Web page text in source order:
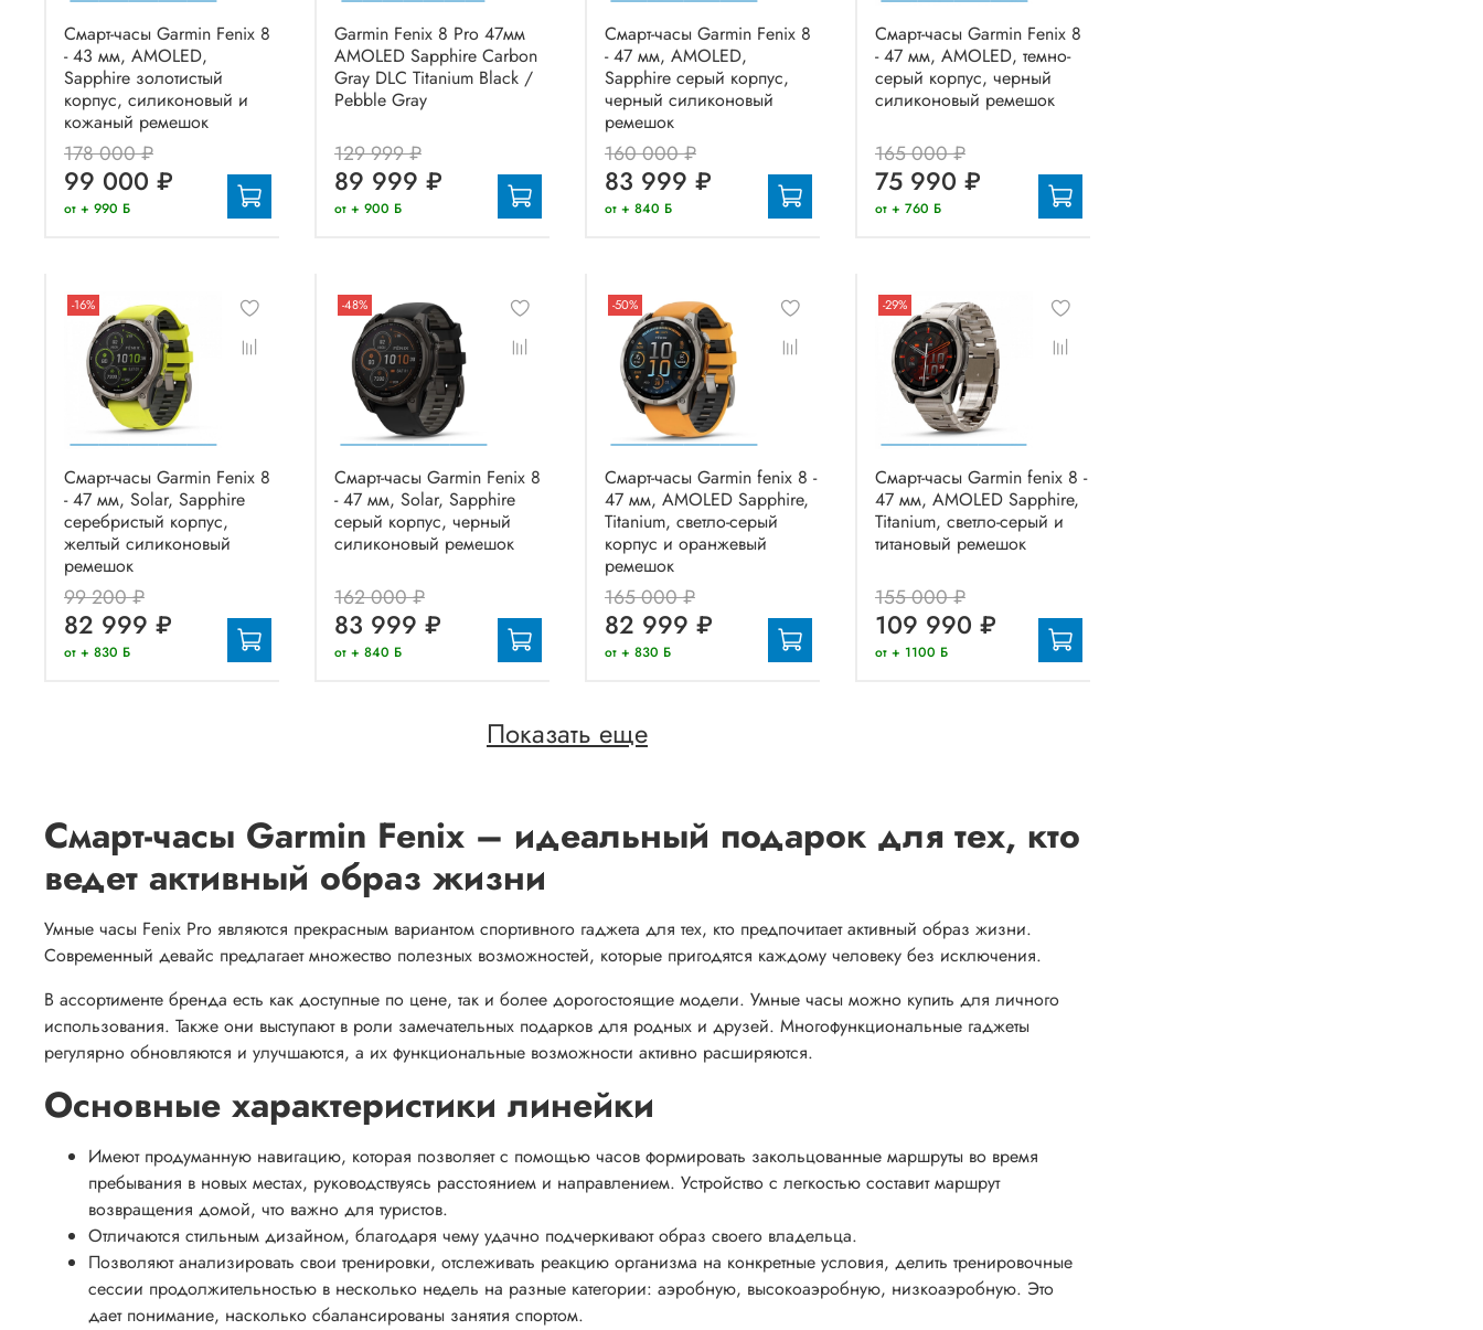
Смарт-часы Garmin Fenix 8
- 43 мм, AMOLED,
Sapphire золотистый
корпус, силиконовый и
кожаный ремешок
178 000 ₽
99 000 ₽
от + 990 Б
Garmin Fenix 8 Pro 47мм
AMOLED Sapphire Carbon
Gray DLC Titanium Black /
Pebble Gray
129 999 ₽
89 999 ₽
от + 900 Б
Смарт-часы Garmin Fenix 8
- 47 мм, AMOLED,
Sapphire серый корпус,
черный силиконовый
ремешок
160 000 ₽
83 999 ₽
от + 840 Б
Смарт-часы Garmin Fenix 8
- 47 мм, AMOLED, темно-
серый корпус, черный
силиконовый ремешок
165 000 ₽
75 990 ₽
от + 760 Б
-16%
Смарт-часы Garmin Fenix 8
- 47 мм, Solar, Sapphire
серебристый корпус,
желтый силиконовый
ремешок
99 200 ₽
82 999 ₽
от + 830 Б
-48%
Смарт-часы Garmin Fenix 8
- 47 мм, Solar, Sapphire
серый корпус, черный
силиконовый ремешок
162 000 ₽
83 999 ₽
от + 840 Б
-50%
Смарт-часы Garmin fenix 8 -
47 мм, AMOLED Sapphire,
Titanium, светло-серый
корпус и оранжевый
ремешок
165 000 ₽
82 999 ₽
от + 830 Б
-29%
Смарт-часы Garmin fenix 8 -
47 мм, AMOLED Sapphire,
Titanium, светло-серый и
титановый ремешок
155 000 ₽
109 990 ₽
от + 1100 Б
Показать еще
Смарт-часы Garmin Fenix – идеальный подарок для тех, кто
ведет активный образ жизни
Умные часы Fenix Pro являются прекрасным вариантом спортивного гаджета для тех, кто предпочитает активный образ жизни.
Современный девайс предлагает множество полезных возможностей, которые пригодятся каждому человеку без исключения.
В ассортименте бренда есть как доступные по цене, так и более дорогостоящие модели. Умные часы можно купить для личного
использования. Также они выступают в роли замечательных подарков для родных и друзей. Многофункциональные гаджеты
регулярно обновляются и улучшаются, а их функциональные возможности активно расширяются.
Основные характеристики линейки
Имеют продуманную навигацию, которая позволяет с помощью часов формировать закольцованные маршруты во время
пребывания в новых местах, руководствуясь расстоянием и направлением. Устройство с легкостью составит маршрут
возвращения домой, что важно для туристов.
Отличаются стильным дизайном, благодаря чему удачно подчеркивают образ своего владельца.
Позволяют анализировать свои тренировки, отслеживать реакцию организма на конкретные условия, делить тренировочные
сессии продолжительностью в несколько недель на разные категории: аэробную, высокоаэробную, низкоаэробную. Это
дает понимание, насколько сбалансированы занятия спортом.